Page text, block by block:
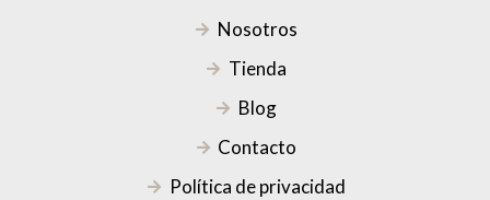
Nosotros
Tienda
Blog
Contacto
Política de privacidad